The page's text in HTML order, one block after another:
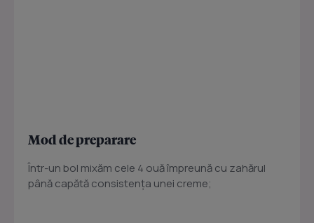
Mod de preparare
Într-un bol mixăm cele 4 ouă împreună cu zahărul
până capătă consistența unei creme;